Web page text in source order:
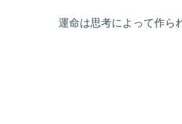
運命は思考によって作ら